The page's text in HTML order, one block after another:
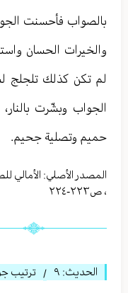
بالصواب فأحسنت
والخيرات الحسان
لم تكن كذلك
الجواب وبشّرت
حميم وتصلية جحيم.
المصدر الأصلي: الأمالي
، ص٢٢٣-٢٢٤
الحديث: ٩ / ترتيب